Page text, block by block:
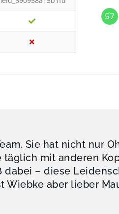
57
Sie hat nicht nur
mit anderen
dabei – diese
Wiebke aber lieber